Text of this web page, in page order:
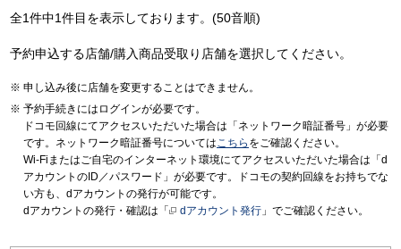
全1件中1件目を表示しております。(50音順)
予約申込する店舗/購入商品受取り店舗を選択してください。
申し込み後に店舗を変更することはできません。
予約手続きにはログインが必要です。
ドコモ回線にてアクセスいただいた場合は「ネットワーク暗証番号」が必要
です。ネットワーク暗証番号についてはこちら をご確認ください。
Wi-Fiまたはご自宅のインターネット環境にてアクセスいただいた場合は「d
アカウントのID／パスワード」が必要です。ドコモの契約回線をお持ちでな
い方も、dアカウントの発行が可能です。
dアカウントの発行・確認は「
dアカウント発行 」でご確認ください。